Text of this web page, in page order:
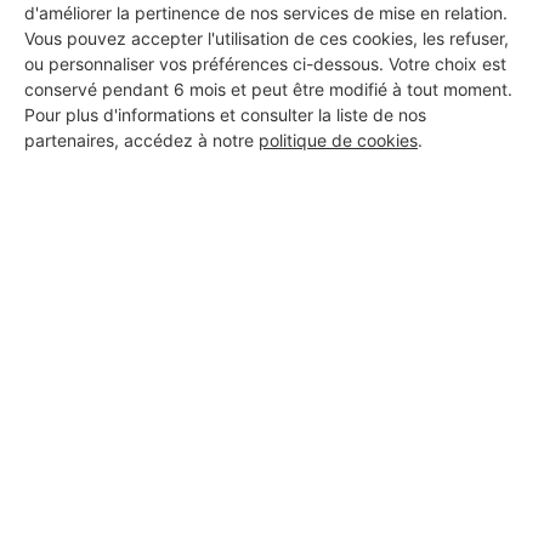
d'améliorer la pertinence de nos services de mise en relation.
Vous pouvez accepter l'utilisation de ces cookies, les refuser,
ou personnaliser vos préférences ci-dessous. Votre choix est
conservé pendant 6 mois et peut être modifié à tout moment.
Pour plus d'informations et consulter la liste de nos
partenaires, accédez à notre politique de cookies.